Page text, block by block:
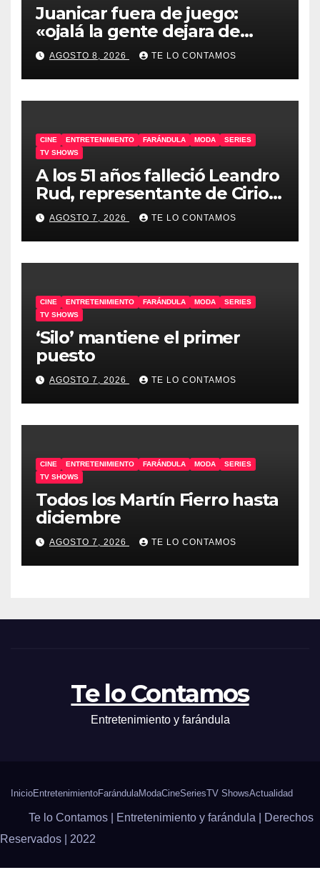
Juanicar fuera de juego:
«ojalá la gente dejara de
odiar tanto»
AGOSTO 8, 2026 TE LO CONTAMOS
CINE ENTRETENIMIENTO FARÁNDULA MODA
SERIES
TV SHOWS
A los 51 años falleció Leandro
Rud, representante de Cirio,
Loly, Marengo y Maglietti
AGOSTO 7, 2026 TE LO CONTAMOS
CINE ENTRETENIMIENTO FARÁNDULA MODA
SERIES
TV SHOWS
‘Silo’ mantiene el primer
puesto
AGOSTO 7, 2026 TE LO CONTAMOS
CINE ENTRETENIMIENTO FARÁNDULA MODA
SERIES
TV SHOWS
Todos los Martín Fierro hasta
diciembre
AGOSTO 7, 2026 TE LO CONTAMOS
Te lo Contamos
Entretenimiento y farándula
InicioEntretenimientoFarándulaModaCineSeriesTV ShowsActualidad